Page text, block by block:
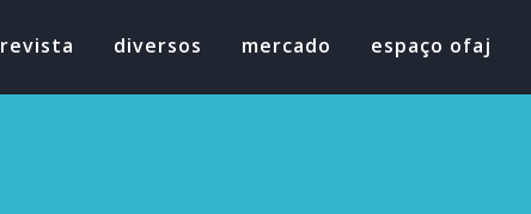
revista diversos mercado espaço ofaj